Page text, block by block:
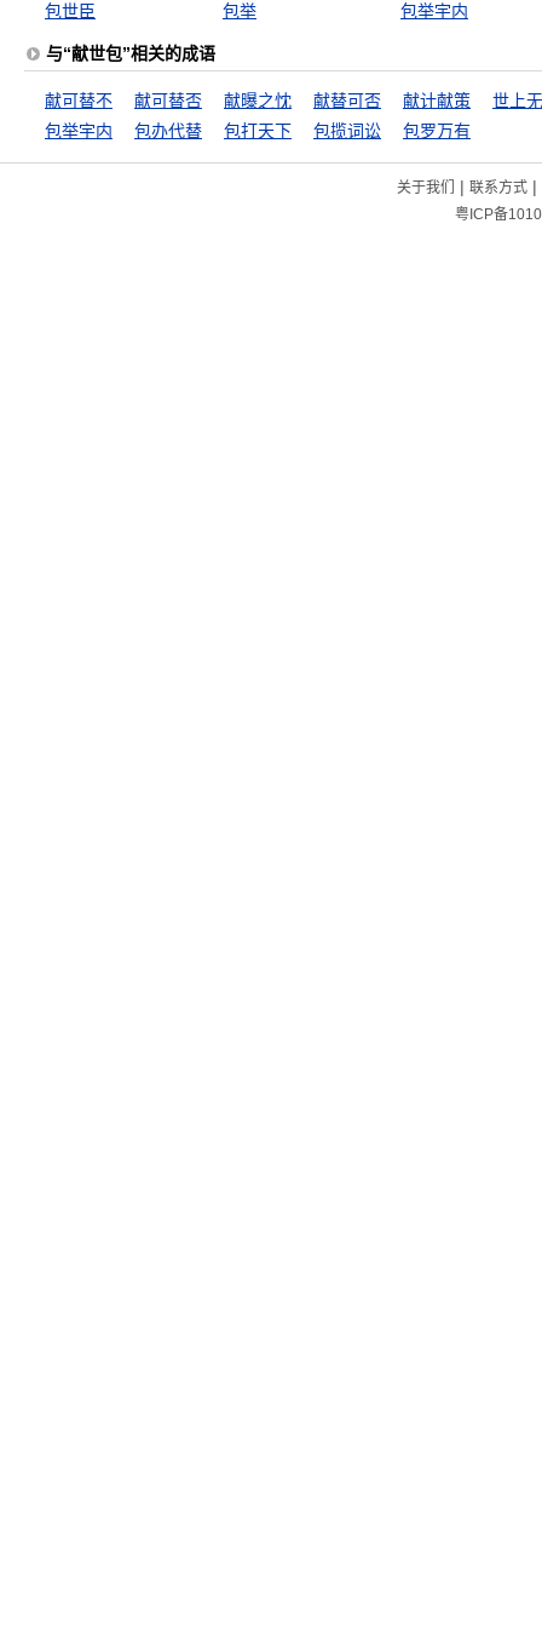
包世臣
包举 包举宇内
与“献世包”相关的成语
献可替不 献可替否 献曝之忱 献替可否
献计献策
包举宇内
包办代替 包打天下 包揽词讼 包罗万有
关于我们 | 联系方式|
粤ICP备